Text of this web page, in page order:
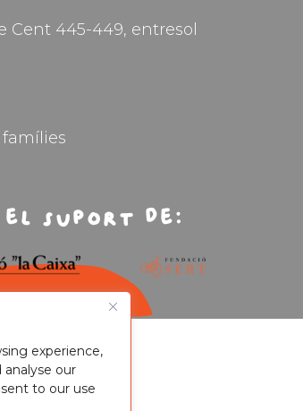
experience,
analyse our
to our use
Cent 445-449, entresol
el suport de: